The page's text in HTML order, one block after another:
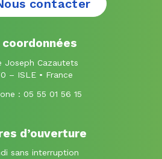
FacebookInstagram
contacter
coordonnées
Joseph Cazautets
– ISLE • France
: 05 55 01 56 15
d’ouverture
sans interruption